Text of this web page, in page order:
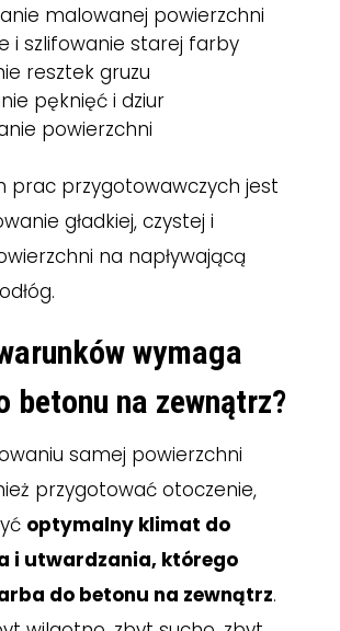
malowanej powierzchni
i szlifowanie starej farby
resztek gruzu
pęknięć i dziur
powierzchni
prac przygotowawczych jest
gładkiej, czystej i
na napływającą
wymaga
betonu na zewnątrz?
samej powierzchni
przygotować otoczenie,
optymalny klimat do
i utwardzania, którego
do betonu na zewnątrz.